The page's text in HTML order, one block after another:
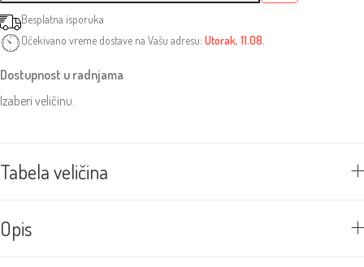
Besplatna isporuka
Očekivano vreme dostave na Vašu adresu: Utorak, 11.08.
Dostupnost u radnjama
Izaberi veličinu.
Tabela veličina
Opis